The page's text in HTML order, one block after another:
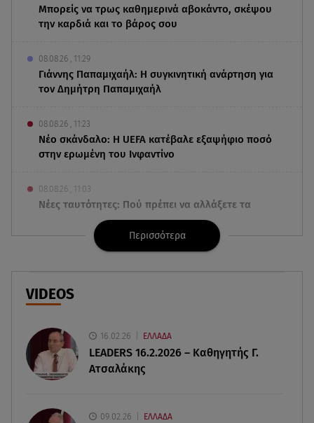
Μπορείς να τρως καθημερινά αβοκάντο, σκέψου
την καρδιά και το βάρος σου
08.08.26 , 11:29
Γιάννης Παπαμιχαήλ: Η συγκινητική ανάρτηση για
τον Δημήτρη Παπαμιχαήλ
08.08.26 , 11:23
Νέο σκάνδαλο: Η UEFA κατέβαλε εξαψήφιο ποσό
στην ερωμένη του Ινφαντίνο
08.08.26 , 11:03
Νέες ταυτότητες: Πού πρέπει να αλλάξετε τα
Γουίλιαμ Όρμπιτ: Πέθανε στα 69 ο παραγωγός
Φωτιά σε κτίριο στην Κουμουνδούρου -
Απεγκλωβίστηκε ένα άτομο
Πώς να προστατευτείτε;
Περισσότερα
VIDEOS
16.02.26 ΕΛΛΑΔΑ
LEADERS 16.2.2026 – Καθηγητής Γ.
Ατσαλάκης
09.02.26 ΕΛΛΑΔΑ